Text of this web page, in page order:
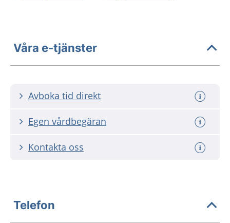
Våra e-tjänster
Avboka tid direkt
Egen vårdbegäran
Kontakta oss
Telefon